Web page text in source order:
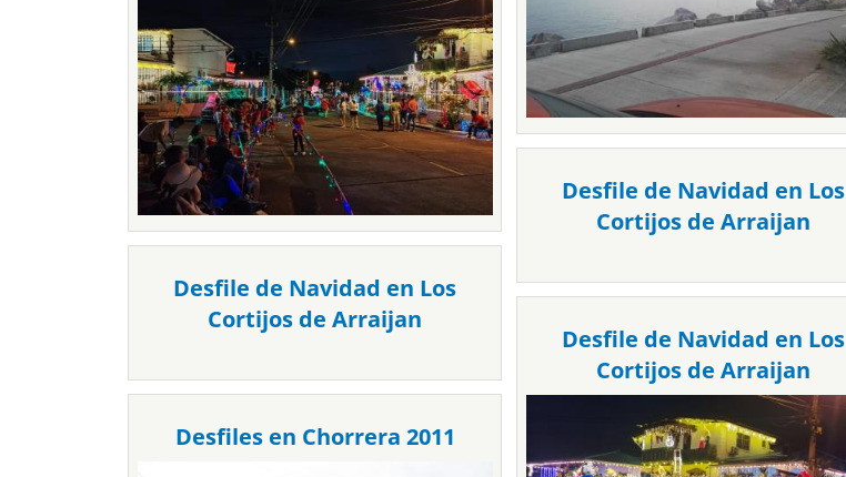
Desfile de Navidad en Los
Cortijos de Arraijan
Desfile de Navidad en Los
Cortijos de Arraijan
Desfile de Navidad en Los
Cortijos de Arraijan
Desfiles en Chorrera 2011